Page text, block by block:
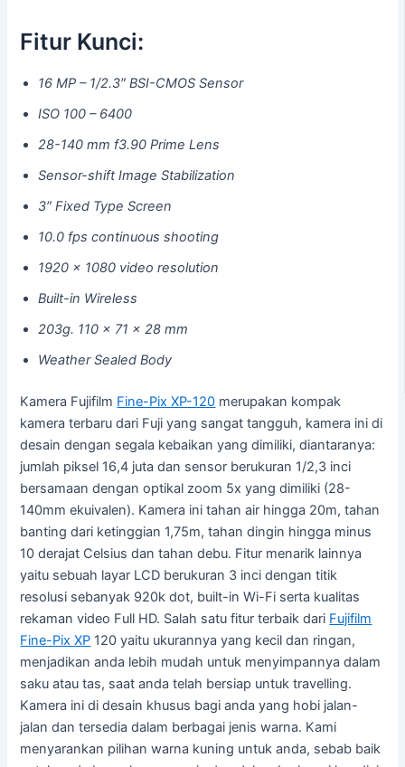
Fitur Kunci:
16 MP – 1/2.3″ BSI-CMOS Sensor
ISO 100 – 6400
28-140 mm f3.90 Prime Lens
Sensor-shift Image Stabilization
3″ Fixed Type Screen
10.0 fps continuous shooting
1920 x 1080 video resolution
Built-in Wireless
203g. 110 x 71 x 28 mm
Weather Sealed Body
Kamera Fujifilm Fine-Pix XP-120 merupakan kompak
kamera terbaru dari Fuji yang sangat tangguh, kamera ini di
desain dengan segala kebaikan yang dimiliki, diantaranya:
jumlah piksel 16,4 juta dan sensor berukuran 1/2,3 inci
bersamaan dengan optikal zoom 5x yang dimiliki (28-
140mm ekuivalen). Kamera ini tahan air hingga 20m, tahan
banting dari ketinggian 1,75m, tahan dingin hingga minus
10 derajat Celsius dan tahan debu. Fitur menarik lainnya
yaitu sebuah layar LCD berukuran 3 inci dengan titik
resolusi sebanyak 920k dot, built-in Wi-Fi serta kualitas
rekaman video Full HD. Salah satu fitur terbaik dari Fujifilm
Fine-Pix XP 120 yaitu ukurannya yang kecil dan ringan,
menjadikan anda lebih mudah untuk menyimpannya dalam
saku atau tas, saat anda telah bersiap untuk travelling.
Kamera ini di desain khusus bagi anda yang hobi jalan-
jalan dan tersedia dalam berbagai jenis warna. Kami
menyarankan pilihan warna kuning untuk anda, sebab baik